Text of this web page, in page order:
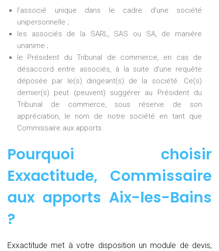
l’associé unique dans le cadre d’une société
unipersonnelle ;
les associés de la SARL, SAS ou SA, de manière
unanime ;
le Président du Tribunal de commerce, en cas de
désaccord entre associés, à la suite d’une requête
déposée par le(s) dirigeant(s) de la société. Ce(s)
dernier(s) peut (peuvent) suggérer au Président du
Tribunal de commerce, sous réserve de son
appréciation, le nom de notre société en tant que
Commissaire aux apports.
Pourquoi choisir
Exxactitude, Commissaire
aux apports Aix-les-Bains
?
Exxactitude met à votre disposition un module de devis,